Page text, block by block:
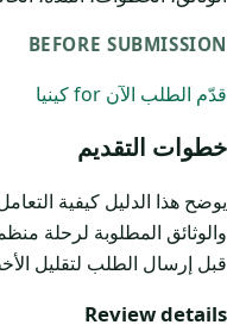
BEFORE SUBMISSION
قدّم الطلب الآن for كينيا
خطوات التقديم
يوضح هذا الدليل كيفية
والوثائق المطلوبة لرحلة
قبل إرسال الطلب لتقليل
Review details